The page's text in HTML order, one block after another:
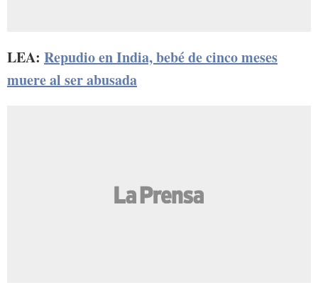
LEA: Repudio en India, bebé de cinco meses
muere al ser abusada